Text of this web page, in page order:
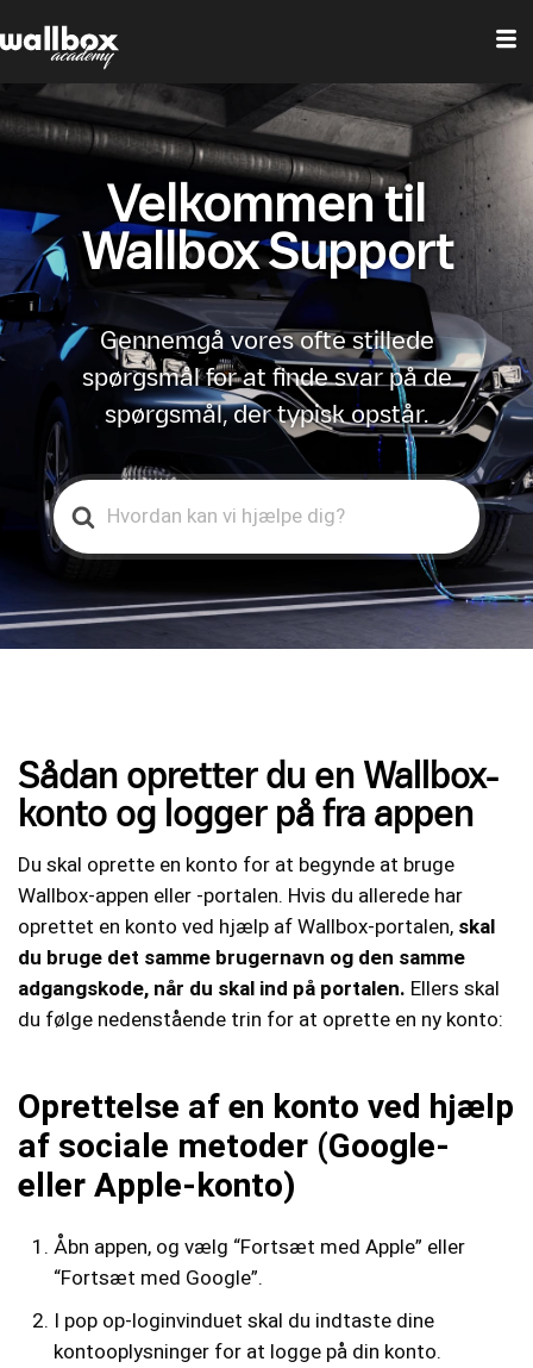
Velkommen til
Wallbox Support
Gennemgå vores ofte stillede
spørgsmål for at finde svar på de
spørgsmål, der typisk opstår.
Search
For
Sådan opretter du en Wallbox-
konto og logger på fra appen
Du skal oprette en konto for at begynde at bruge
Wallbox-appen eller -portalen. Hvis du allerede har
oprettet en konto ved hjælp af Wallbox-portalen, skal
du bruge det samme brugernavn og den samme
adgangskode, når du skal ind på portalen. Ellers skal
du følge nedenstående trin for at oprette en ny konto:
Oprettelse af en konto ved hjælp
af sociale metoder (Google-
eller Apple-konto)
Åbn appen, og vælg “Fortsæt med Apple” eller
“Fortsæt med Google”.
I pop op-loginvinduet skal du indtaste dine
kontooplysninger for at logge på din konto.